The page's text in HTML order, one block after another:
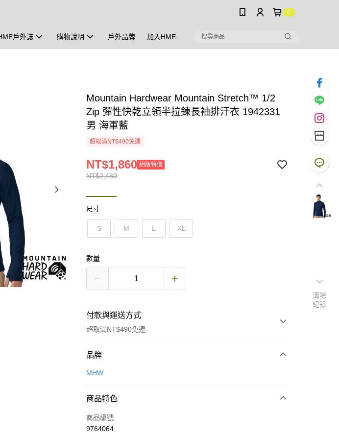
0
戶外誌 購物說明 戶外品牌 加入HME
Mountain Hardwear Mountain Stretch™ 1/2
Zip 彈性快乾立領半拉鍊長袖排汗衣 1942331
男 海軍藍
超取滿NT$490免運
NT$2,480
NT$1,860 絕版特價
尺寸
S M L XL
數量
付款與運送方式
超取滿NT$490免運
付款方式
信用卡一次付款
合作金庫商業銀行
華南商業銀行
超商取貨付款
品牌
MHW
商品特色
商品編號
9764064
清除
紀錄